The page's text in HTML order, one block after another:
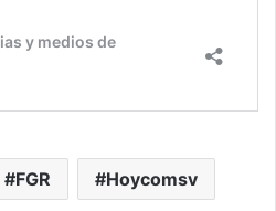
FGR Hoycomsv